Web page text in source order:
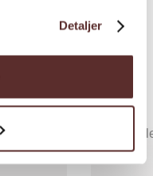
Detaljer